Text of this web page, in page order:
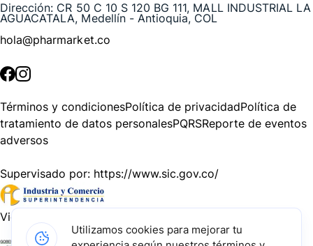
Dirección: CR 50 C 10 S 120 BG 111, MALL INDUSTRIAL LA
AGUACATALA, Medellín - Antioquia, COL
hola@pharmarket.co
Términos y condicionesPolítica de privacidadPolítica de
tratamiento de datos personalesPQRSReporte de eventos
adversos
Supervisado por: https://www.sic.gov.co/
Vigilado por:
Utilizamos cookies para mejorar tu